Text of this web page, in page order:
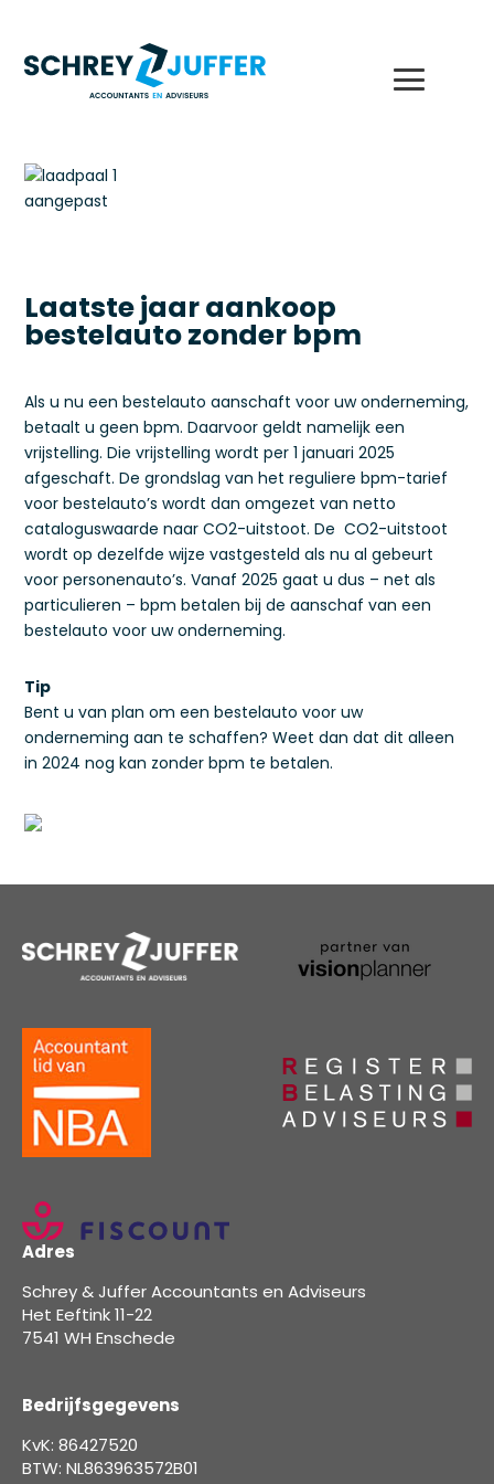
Laatste jaar aankoop
bestelauto zonder bpm
Als u nu een bestelauto aanschaft voor uw onderneming,
betaalt u geen bpm. Daarvoor geldt namelijk een
vrijstelling. Die vrijstelling wordt per 1 januari 2025
afgeschaft. De grondslag van het reguliere bpm-tarief
voor bestelauto’s wordt dan omgezet van netto
cataloguswaarde naar CO2-uitstoot. De CO2-uitstoot
wordt op dezelfde wijze vastgesteld als nu al gebeurt
voor personenauto’s. Vanaf 2025 gaat u dus – net als
particulieren – bpm betalen bij de aanschaf van een
bestelauto voor uw onderneming.
Tip
Bent u van plan om een bestelauto voor uw
onderneming aan te schaffen? Weet dan dat dit alleen
in 2024 nog kan zonder bpm te betalen.
Adres
Schrey & Juffer Accountants en Adviseurs
Het Eeftink 11-22
7541 WH Enschede
Bedrijfsgegevens
KvK: 86427520
BTW: NL863963572B01